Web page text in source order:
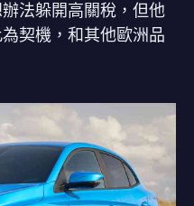
法躲開高關稅，但他
契機，和其他歐洲品